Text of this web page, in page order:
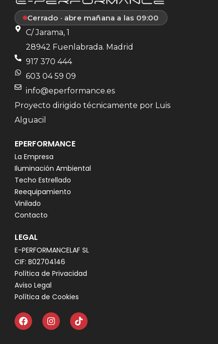
Cerrado · abre mañana a las 09:00
C/ Jarama, 1
28942 Fuenlabrada. Madrid
917 370 444
603 04 59 09
info@eperformance.es
Proyecto dirigido técnicamente por Luis
Alguacil
EPERFORMANCE
La Empresa
Iluminación Ambiental
Techo Estrellado
Reequipamiento
Vinilado
Contacto
LEGAL
E-PERFORMANCELAF SL
CIF: B02704146
Política de Privacidad
Aviso Legal
Política de Cookies